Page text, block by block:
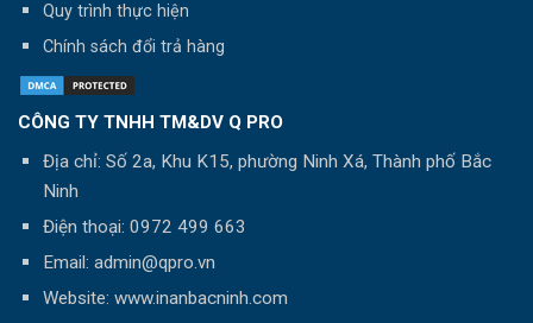
Quy trình thực hiện
Chính sách đổi trả hàng
CÔNG TY TNHH TM&DV Q PRO
Địa chỉ: Số 2a, Khu K15, phường Ninh Xá, Thành phố Bắc
Ninh
Điện thoại: 0972 499 663
Email: admin@qpro.vn
Website: www.inanbacninh.com